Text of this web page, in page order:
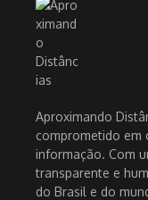
Aproximando
comprometido em
informação. Com
transparente e
do Brasil e do